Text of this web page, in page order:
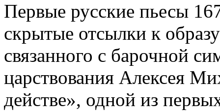
Первые русские пьесы
скрытые отсылки к
связанного с барочной
царствования Алексея
действе», одной из